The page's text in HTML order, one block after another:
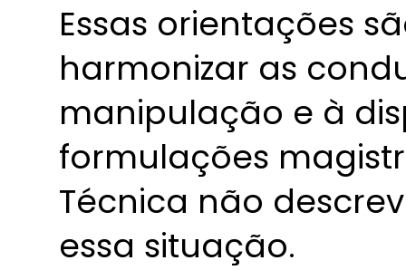
Essas orientações
harmonizar as
manipulação e à
formulações
Técnica não
essa situação.